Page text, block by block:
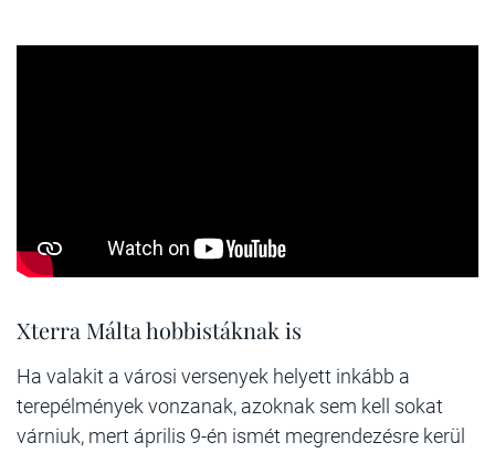
Xterra Málta hobbistáknak is
Ha valakit a városi versenyek helyett inkább a
terepélmények vonzanak, azoknak sem kell sokat
várniuk, mert április 9-én ismét megrendezésre kerül